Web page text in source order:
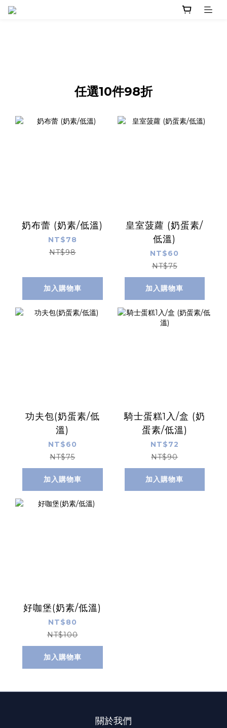
任選10件98折
奶布蕾 (奶素/低溫)
NT$78
NT$98
加入購物車
皇室菠蘿 (奶蛋素/
低溫)
NT$60
NT$75
加入購物車
功夫包(奶蛋素/低
溫)
NT$60
NT$75
加入購物車
騎士蛋糕1入/盒 (奶
蛋素/低溫)
NT$72
NT$90
加入購物車
好咖堡(奶素/低溫)
NT$80
NT$100
加入購物車
關於我們